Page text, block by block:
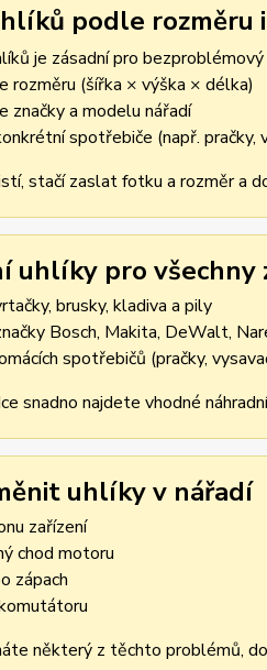
podle rozměru
je zásadní pro
rozměru (šířka × výška × délka)
značky a modelu nářadí
spotřebiče (např. pračky,
stačí zaslat fotku a rozměr a
uhlíky pro všechny
brusky, kladiva a pily
Bosch, Makita, DeWalt,
spotřebičů (pračky,
snadno najdete vhodné
uhlíky v nářadí
zařízení
chod motoru
zápach
některý z těchto problémů,